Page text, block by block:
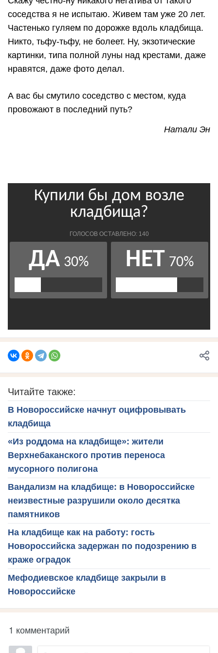
соседства я не испытаю. Живем там уже 20 лет.
Частенько гуляем по дорожке вдоль кладбища.
Никто, тьфу-тьфу, не болеет. Ну, экзотические
картинки, типа полной луны над крестами, даже
нравятся, даже фото делал.
А вас бы смутило соседство с местом, куда
провожают в последний путь?
Натали Эн
Читайте также:
В Новороссийске начнут оцифровывать
кладбища
«Из роддома на кладбище»: жители
Верхнебаканского против переноса
мусорного полигона
Вандализм на кладбище: в Новороссийске
неизвестные разрушили около десятка
памятников
На кладбище как на работу: гость
Новороссийска задержан по подозрению в
краже оградок
Мефодиевское кладбище закрыли в
Новороссийске
1 комментарий